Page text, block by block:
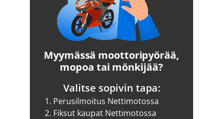
Myymässä moottoripyörää,
mopoa tai mönkijää?
Valitse sopivin tapa:
1. Perusilmoitus Nettimotossa
2. Fiksut kaupat Nettimotossa